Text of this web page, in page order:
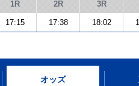
1R 2R 3R
17:15 17:38 18:02
オッズ